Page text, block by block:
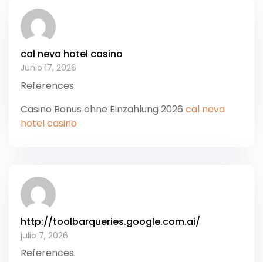
cal neva hotel casino
Junio 17, 2026
References:
Casino Bonus ohne Einzahlung 2026 cal neva
hotel casino
http://toolbarqueries.google.com.ai/
julio 7, 2026
References: